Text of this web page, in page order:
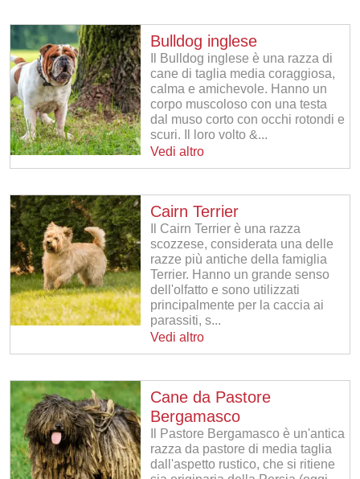
Bulldog inglese
Il Bulldog inglese è una razza di
cane di taglia media coraggiosa,
calma e amichevole. Hanno un
corpo muscoloso con una testa
dal muso corto con occhi rotondi e
scuri. Il loro volto &...
Vedi altro
Cairn Terrier
Il Cairn Terrier è una razza
scozzese, considerata una delle
razze più antiche della famiglia
Terrier. Hanno un grande senso
dell'olfatto e sono utilizzati
principalmente per la caccia ai
parassiti, s...
Vedi altro
Cane da Pastore
Bergamasco
Il Pastore Bergamasco è un'antica
razza da pastore di media taglia
dall'aspetto rustico, che si ritiene